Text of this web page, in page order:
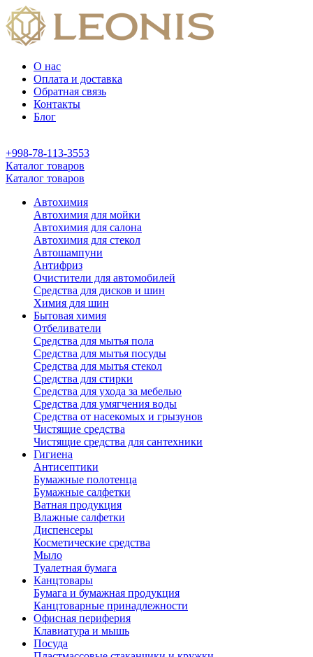
О нас
Оплата и доставка
Обратная связь
Контакты
Блог
+998-78-113-3553
Каталог товаров
Каталог товаров
Автохимия
Автохимия для мойки
Автохимия для салона
Автохимия для стекол
Автошампуни
Антифриз
Очистители для автомобилей
Средства для дисков и шин
Химия для шин
Бытовая химия
Отбеливатели
Средства для мытья пола
Средства для мытья посуды
Средства для мытья стекол
Средства для стирки
Средства для ухода за мебелью
Средства для умягчения воды
Средства от насекомых и грызунов
Чистящие средства
Чистящие средства для сантехники
Гигиена
Антисептики
Бумажные полотенца
Бумажные салфетки
Ватная продукция
Влажные салфетки
Диспенсеры
Косметические средства
Мыло
Туалетная бумага
Канцтовары
Бумага и бумажная продукция
Канцтоварные принадлежности
Офисная периферия
Клавиатура и мышь
Посуда